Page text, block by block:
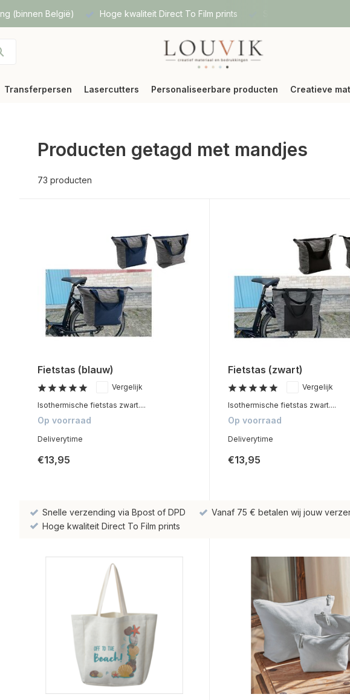
Snelle verzending via Bpost of DPD Vanaf 75 € betalen wij jouw
Transferpersen Lasercutters Personaliseerbare producten Creatieve
Producten getagd met mandjes
73 producten
Fietstas (blauw)
Vergelijk
Isothermische fietstas zwart....
Op voorraad
Deliverytime
€13,95
Fietstas (zwart)
Vergelijk
Isothermische fietstas zwart....
Op voorraad
Deliverytime
€13,95
Snelle verzending via Bpost of DPD
Vanaf 75 € betalen wij jouw
Hoge kwaliteit Direct To Film prints